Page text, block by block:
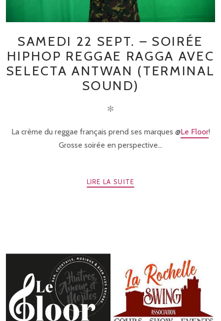
SAMEDI 22 SEPT. – SOIRÉE
HIPHOP REGGAE RAGGA AVEC
SELECTA ANTWAN (TERMINAL
SOUND)
✻
La crème du reggae français prend ses marques @Le Floor!
Grosse soirée en perspective...
LIRE LA SUITE